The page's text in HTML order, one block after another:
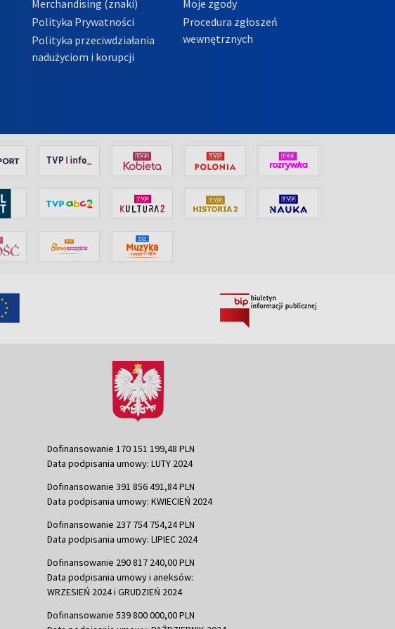
Merchandising (znaki)
Polityka Prywatności
Polityka przeciwdziałania
nadużyciom i korupcji
Moje zgody
Procedura zgłoszeń
wewnętrznych
Dofinansowanie 170 151 199,48 PLN
Data podpisania umowy: LUTY 2024
Dofinansowanie 391 856 491,84 PLN
Data podpisania umowy: KWIECIEŃ 2024
Dofinansowanie 237 754 754,24 PLN
Data podpisania umowy: LIPIEC 2024
Dofinansowanie 290 817 240,00 PLN
Data podpisania umowy i aneksów:
WRZESIEŃ 2024 i GRUDZIEŃ 2024
Dofinansowanie 539 800 000,00 PLN